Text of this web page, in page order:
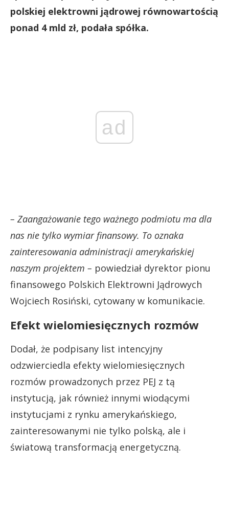
polskiej elektrowni jądrowej równowartością
ponad 4 mld zł, podała spółka.
ad
– Zaangażowanie tego ważnego podmiotu ma dla
nas nie tylko wymiar finansowy. To oznaka
zainteresowania administracji amerykańskiej
naszym projektem – powiedział dyrektor pionu
finansowego Polskich Elektrowni Jądrowych
Wojciech Rosiński, cytowany w komunikacie.
Efekt wielomiesięcznych rozmów
Dodał, że podpisany list intencyjny
odzwierciedla efekty wielomiesięcznych
rozmów prowadzonych przez PEJ z tą
instytucją, jak również innymi wiodącymi
instytucjami z rynku amerykańskiego,
zainteresowanymi nie tylko polską, ale i
światową transformacją energetyczną.